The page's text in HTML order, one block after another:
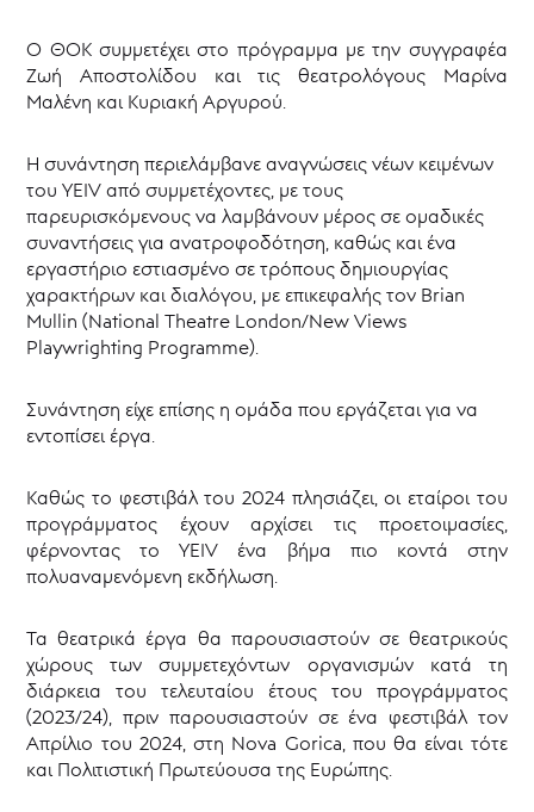
Ο ΘΟΚ συμμετέχει στο πρόγραμμα με την συγγραφέα
Ζωή Αποστολίδου και τις θεατρολόγους Μαρίνα
Μαλένη και Κυριακή Αργυρού.
Η συνάντηση περιελάμβανε αναγνώσεις νέων κειμένων
του YEIV από συμμετέχοντες, με τους
παρευρισκόμενους να λαμβάνουν μέρος σε ομαδικές
συναντήσεις για ανατροφοδότηση, καθώς και ένα
εργαστήριο εστιασμένο σε τρόπους δημιουργίας
χαρακτήρων και διαλόγου, με επικεφαλής τον Brian
Mullin (National Theatre London/New Views
Playwrighting Programme).
Συνάντηση είχε επίσης η ομάδα που εργάζεται για να
εντοπίσει έργα.
Καθώς το φεστιβάλ του 2024 πλησιάζει, οι εταίροι του
προγράμματος έχουν αρχίσει τις προετοιμασίες,
φέρνοντας το YEIV ένα βήμα πιο κοντά στην
πολυαναμενόμενη εκδήλωση.
Τα θεατρικά έργα θα παρουσιαστούν σε θεατρικούς
χώρους των συμμετεχόντων οργανισμών κατά τη
διάρκεια του τελευταίου έτους του προγράμματος
(2023/24), πριν παρουσιαστούν σε ένα φεστιβάλ τον
Απρίλιο του 2024, στη Nova Gorica, που θα είναι τότε
και Πολιτιστική Πρωτεύουσα της Ευρώπης.